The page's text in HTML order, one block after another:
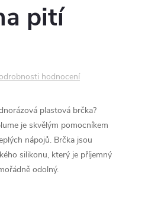
pití
hodnocení
plastová brčka?
je skvělým pomocníkem
nápojů. Brčka jsou
silikonu, který je příjemný
odolný.